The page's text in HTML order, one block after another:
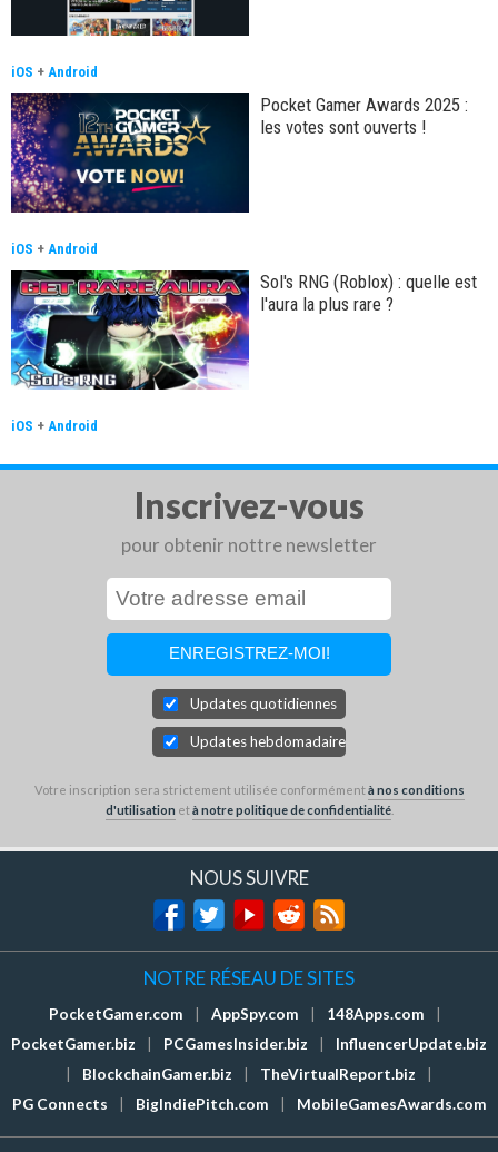
iOS + Android
Pocket Gamer Awards 2025 :
les votes sont ouverts !
iOS + Android
Sol's RNG (Roblox) : quelle est
l'aura la plus rare ?
iOS + Android
Inscrivez-vous
pour obtenir nottre newsletter
Updates quotidiennes
Updates hebdomadaires
Votre inscription sera strictement utilisée conformémentà nos conditions
d'utilisation età notre politique de confidentialité.
NOUS SUIVRE
NOTRE RÉSEAU DE SITES
PocketGamer.com AppSpy.com 148Apps.com
PocketGamer.biz
PCGamesInsider.biz
InfluencerUpdate.biz
BlockchainGamer.biz TheVirtualReport.biz
PG Connects
BigIndiePitch.com MobileGamesAwards.com